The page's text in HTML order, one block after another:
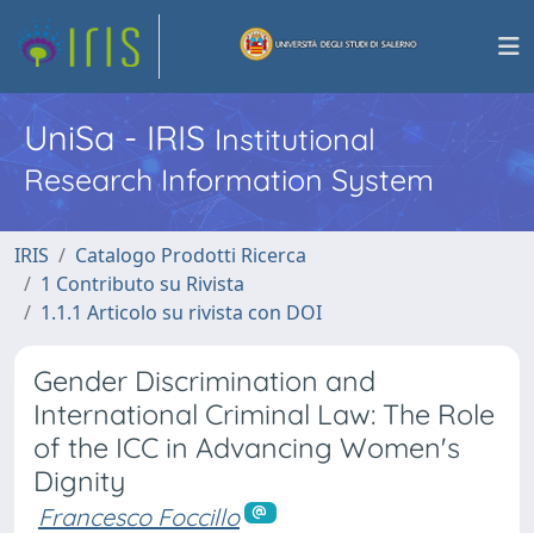
UniSa - IRISInstitutional
Research Information System
IRIS
Catalogo Prodotti Ricerca
1 Contributo su Rivista
1.1.1 Articolo su rivista con DOI
Gender Discrimination and
International Criminal Law: The Role
of the ICC in Advancing Womenʼs
Dignity
Francesco Foccillo